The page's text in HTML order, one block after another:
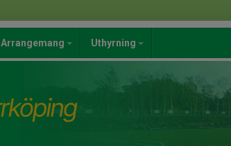
Arrangemang Uthyrning